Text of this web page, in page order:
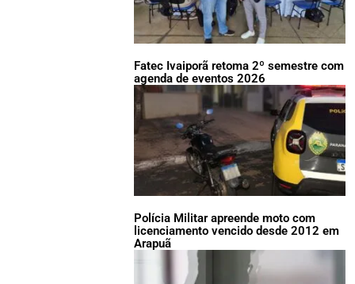
Fatec Ivaiporã retoma 2º semestre com
agenda de eventos 2026
Polícia Militar apreende moto com
licenciamento vencido desde 2012 em
Arapuã